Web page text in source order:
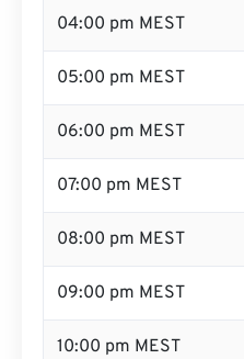
04:00 pm MEST
05:00 pm MEST
06:00 pm MEST
07:00 pm MEST
08:00 pm MEST
09:00 pm MEST
10:00 pm MEST